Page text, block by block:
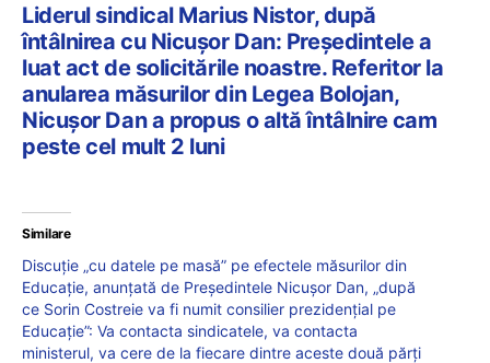
Liderul sindical Marius Nistor, după
întâlnirea cu Nicușor Dan: Președintele a
luat act de solicitările noastre. Referitor la
anularea măsurilor din Legea Bolojan,
Nicușor Dan a propus o altă întâlnire cam
peste cel mult 2 luni
Similare
Discuție „cu datele pe masă” pe efectele măsurilor din
Educație, anunțată de Președintele Nicușor Dan, „după
ce Sorin Costreie va fi numit consilier prezidențial pe
Educație”: Va contacta sindicatele, va contacta
ministerul, va cere de la fiecare dintre aceste două părți